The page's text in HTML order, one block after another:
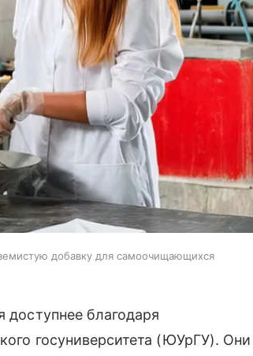
добавку для самоочищающихся
благодаря
госуниверситета (ЮУрГУ). Они